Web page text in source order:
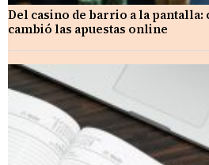
Del casino de barrio a la pantalla:
cambió las apuestas online